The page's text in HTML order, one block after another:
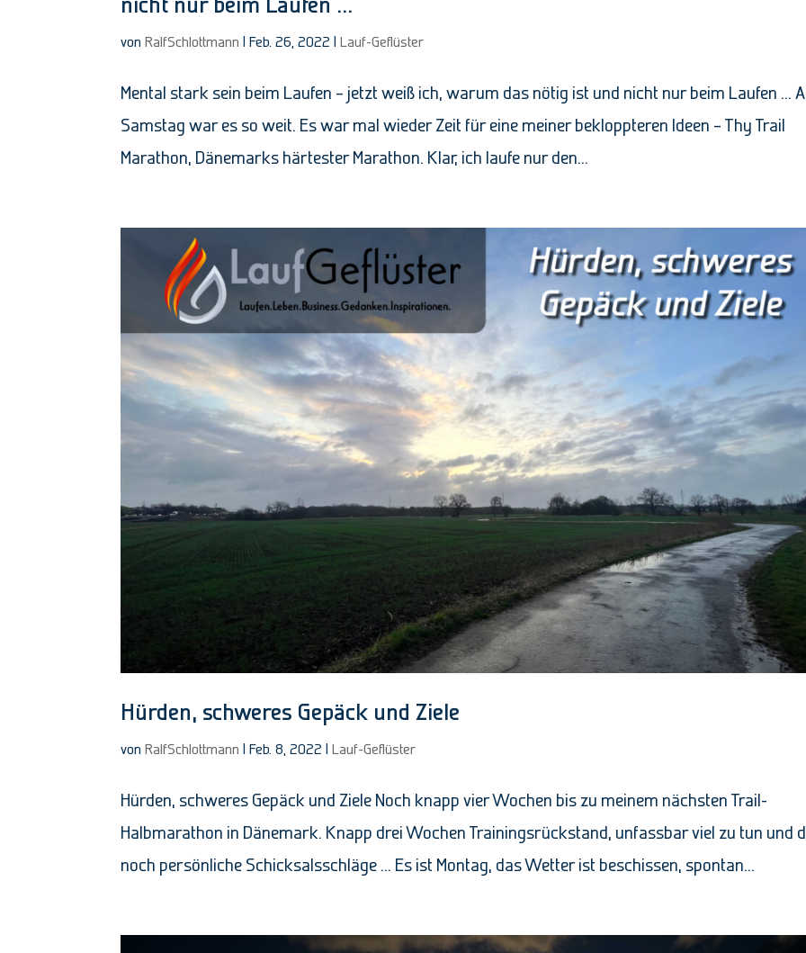
vonRalfSchlottmann |Feb. 26, 2022 |Lauf-Geflüster
Mental stark sein beim Laufen – jetzt weiß ich, warum das nötig ist und nicht nur beim Laufen …
Samstag war es so weit. Es war mal wieder Zeit für eine meiner bekloppteren Ideen – Thy Trail
Marathon, Dänemarks härtester Marathon. Klar, ich laufe nur den...
Hürden, schweres Gepäck und Ziele
vonRalfSchlottmann |Feb. 8, 2022 |Lauf-Geflüster
Hürden, schweres Gepäck und Ziele Noch knapp vier Wochen bis zu meinem nächsten Trail-
Halbmarathon in Dänemark. Knapp drei Wochen Trainingsrückstand, unfassbar viel zu tun und
noch persönliche Schicksalsschläge … Es ist Montag, das Wetter ist beschissen, spontan...